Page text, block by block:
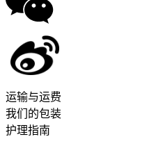
运输与运费
我们的包装
护理指南